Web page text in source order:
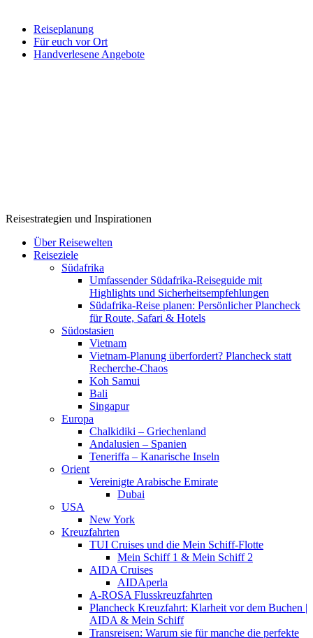
Reiseplanung
Für euch vor Ort
Handverlesene Angebote
Reisestrategien und Inspirationen
Über Reisewelten
Reiseziele
Südafrika
Umfassender Südafrika-Reiseguide mit
Highlights und Sicherheitsempfehlungen
Südafrika-Reise planen: Persönlicher Plancheck
für Route, Safari & Hotels
Südostasien
Vietnam
Vietnam-Planung überfordert? Plancheck statt
Recherche-Chaos
Koh Samui
Bali
Singapur
Europa
Chalkidiki – Griechenland
Andalusien – Spanien
Teneriffa – Kanarische Inseln
Orient
Vereinigte Arabische Emirate
Dubai
USA
New York
Kreuzfahrten
TUI Cruises und die Mein Schiff-Flotte
Mein Schiff 1 & Mein Schiff 2
AIDA Cruises
AIDAperla
A-ROSA Flusskreuzfahrten
Plancheck Kreuzfahrt: Klarheit vor dem Buchen |
AIDA & Mein Schiff
Transreisen: Warum sie für manche die perfekte